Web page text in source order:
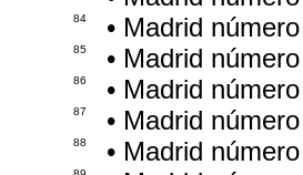
84 • Madrid
85 • Madrid
86 • Madrid
87 • Madrid
88 • Madrid